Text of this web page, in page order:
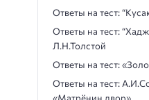
Ответы на тест:
Ответы на тест:
Л.Н.Толстой
Ответы на тест:
Ответы на тест: